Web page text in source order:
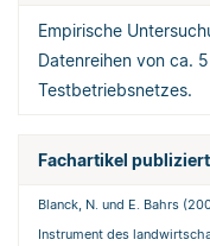
Empirische
Datenreihen von ca.
Testbetriebsnetzes.
Fachartikel publiziert
Blanck, N. und E. Bahrs
Instrument des